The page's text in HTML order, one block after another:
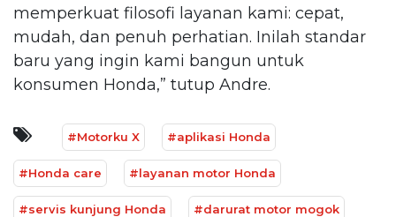
memperkuat filosofi layanan kami: cepat,
mudah, dan penuh perhatian. Inilah standar
baru yang ingin kami bangun untuk
konsumen Honda,” tutup Andre.
#Motorku X #aplikasi Honda
#Honda care #layanan motor Honda
#servis kunjung Honda #darurat motor mogok